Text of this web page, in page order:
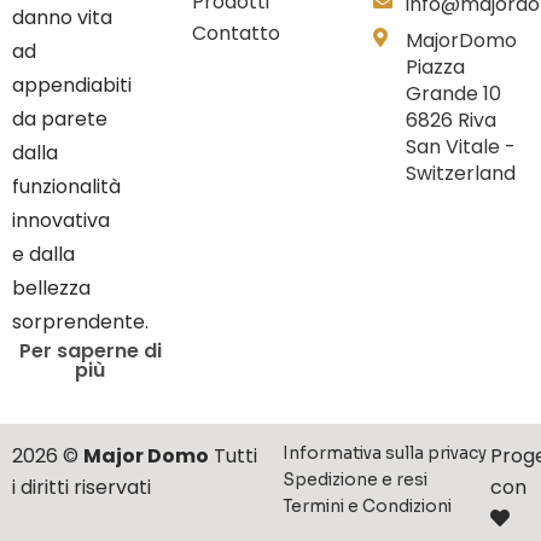
danno vita
ad
appendiabiti
da parete
dalla
funzionalità
innovativa
e dalla
bellezza
sorprendente.
Per saperne di
più
Contatto
MajorDomo
Piazza
Grande 10
6826 Riva
San Vitale -
Switzerland
2026 © Major Domo Tutti
i diritti riservati
con
Informativa sulla privacy
Spedizione e resi
Termini e Condizioni